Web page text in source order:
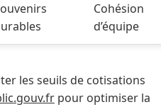
Cohésion
d’équipe
les seuils de cotisations
pour optimiser la